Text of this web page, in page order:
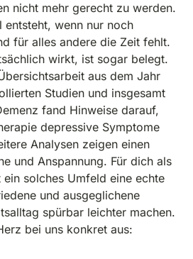
nicht mehr gerecht zu werden.
entsteht, wenn nur noch
für alles andere die Zeit fehlt.
wirkt, ist sogar belegt.
aus dem Jahr
Studien und insgesamt
fand Hinweise darauf,
depressive Symptome
Analysen zeigen einen
und Anspannung. Für dich als
solches Umfeld eine echte
und ausgeglichene
spürbar leichter machen.
bei uns konkret aus: